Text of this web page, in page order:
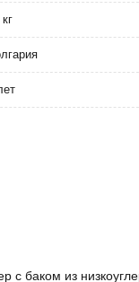
с баком из